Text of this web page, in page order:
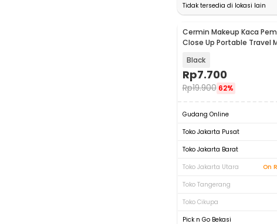
Tidak tersedia di lokasi lain
Cermin Makeup Kaca
Close Up Portable Travel
Black
Rp7.700
Rp19.900 62%
Gudang Online
Toko Jakarta Pusat
Toko Jakarta Barat
Toko Jakarta Utara
On
Toko Tangerang
Toko Cikupa
Pick n Go Bekasi